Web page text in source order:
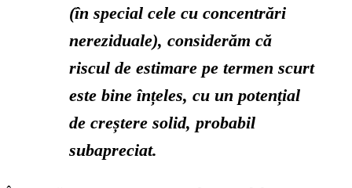
(în special cele cu concentrări
nereziduale), considerăm că
riscul de estimare pe termen scurt
este bine înțeles, cu un potențial
de creștere solid, probabil
subapreciat.